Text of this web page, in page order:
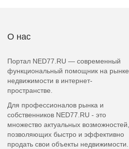
О нас
Портал NED77.RU — современный
функциональный помощник на рынке
недвижимости в интернет-
пространстве.
Для профессионалов рынка и
собственников NED77.RU - это
множество актуальных возможностей,
позволяющих быстро и эффективно
продать свои объекты недвижимости.